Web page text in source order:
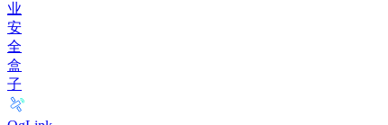
业
安
全
盒
子